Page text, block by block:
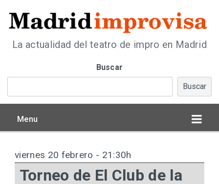
La actualidad del teatro de impro en Madrid
Buscar
Buscar
Menu
viernes 20 febrero - 21:30h
Torneo de El Club de la